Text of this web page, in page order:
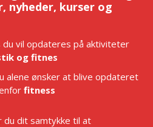
nyheder, kurser og
du vil opdateres på aktiviteter
og fitnes
alene ønsker at blive opdateret
fitness
du dit samtykke til at